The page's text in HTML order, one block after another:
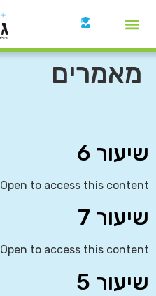
מאמרים
שיעור 6
Open to access this content
שיעור 7
Open to access this content
שיעור 5